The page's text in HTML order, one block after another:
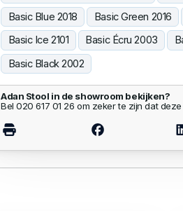
Basic Blue 2018
Basic Green 2016
Basic Ice 2101
Basic Écru 2003
Basic Black 2002
Adan Stool in de showroom bekijken?
Bel 020 617 01 26 om zeker te zijn dat